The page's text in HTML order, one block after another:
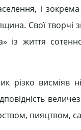
і
Свої
із життя
різко висміяв
пияцтвом,